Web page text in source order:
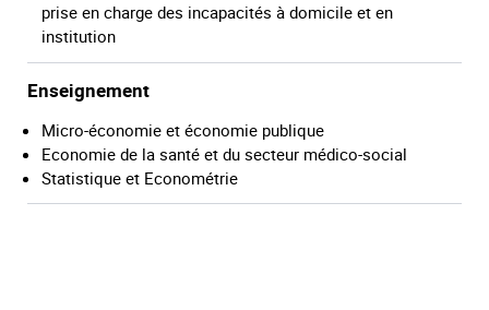
prise en charge des incapacités à domicile et en
institution
Enseignement
Micro-économie et économie publique
Economie de la santé et du secteur médico-social
Statistique et Econométrie